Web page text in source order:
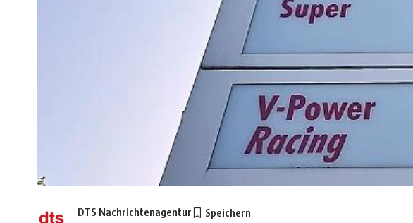
DTS Nachrichtenagentur